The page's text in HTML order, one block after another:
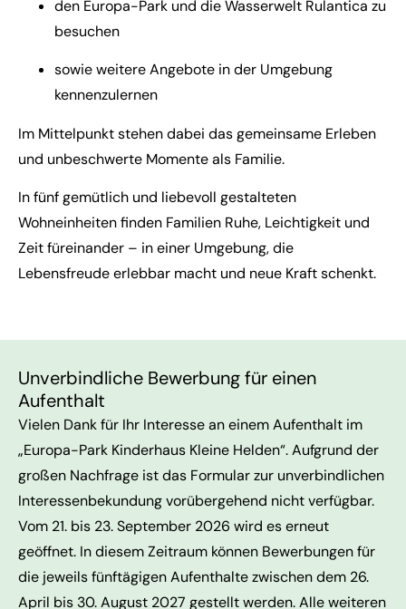
den Europa-Park und die Wasserwelt Rulantica zu
besuchen
sowie weitere Angebote in der Umgebung
kennenzulernen
Im Mittelpunkt stehen dabei das gemeinsame Erleben
und unbeschwerte Momente als Familie.
In fünf gemütlich und liebevoll gestalteten
Wohneinheiten finden Familien Ruhe, Leichtigkeit und
Zeit füreinander – in einer Umgebung, die
Lebensfreude erlebbar macht und neue Kraft schenkt.
Unverbindliche Bewerbung für einen
Aufenthalt
Vielen Dank für Ihr Interesse an einem Aufenthalt im
„Europa-Park Kinderhaus Kleine Helden“. Aufgrund der
großen Nachfrage ist das Formular zur unverbindlichen
Interessenbekundung vorübergehend nicht verfügbar.
Vom 21. bis 23. September 2026 wird es erneut
geöffnet. In diesem Zeitraum können Bewerbungen für
die jeweils fünftägigen Aufenthalte zwischen dem 26.
April bis 30. August 2027 gestellt werden. Alle weiteren